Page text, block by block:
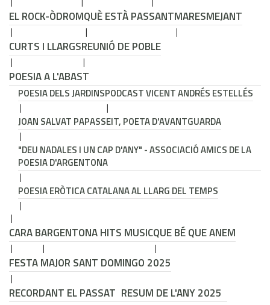
EL ROCK-ÒDROMQUÈ ESTÀ PASSANTMARESMEJANT
CURTS I LLARGSREUNIÓ DE POBLE
POESIA A L'ABAST
POESIA DELS JARDINSPODCAST VICENT ANDRÉS ESTELLÉS
JOAN SALVAT PAPASSEIT, POETA D'AVANTGUARDA
"DEU NADALES I UN CAP D'ANY" - ASSOCIACIÓ AMICS DE LA
POESIA D'ARGENTONA
POESIA ERÒTICA CATALANA AL LLARG DEL TEMPS
CARA BARGENTONA HITS MUSICQUE BÉ QUE ANEM
FESTA MAJOR SANT DOMINGO 2025
RECORDANT EL PASSAT RESUM DE L'ANY 2025